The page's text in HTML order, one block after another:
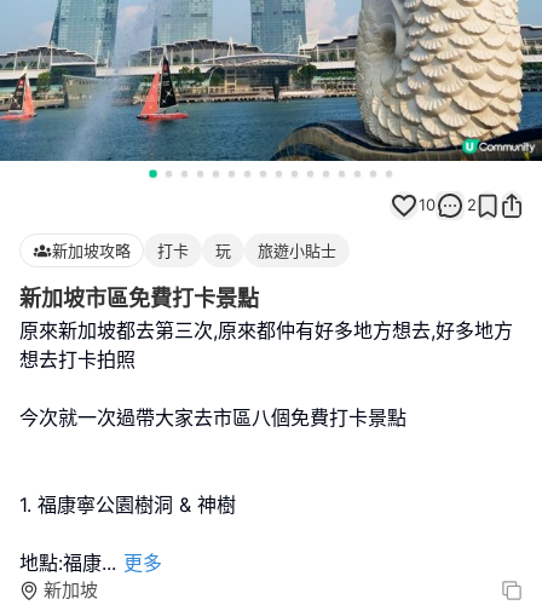
10 2
新加坡攻略 打卡 玩 旅遊小貼士
新加坡市區免費打卡景點
原來新加坡都去第三次,原來都仲有好多地方想去,好多地方
想去打卡拍照
今次就一次過帶大家去市區八個免費打卡景點
1. 福康寧公園樹洞 & 神樹
地點:福康... 更多
新加坡